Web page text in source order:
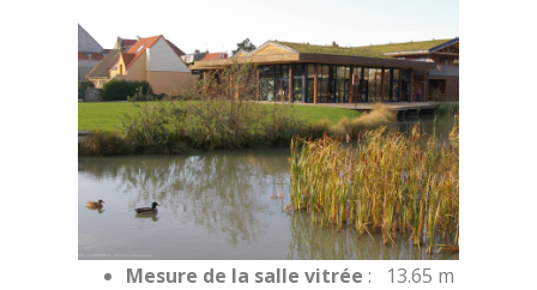
Mesure de la salle vitrée : 13.65 m